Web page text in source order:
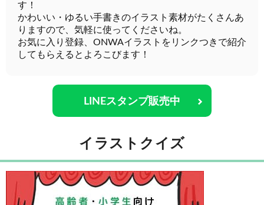
す！
かわいい・ゆるい手書きのイラスト素材がたくさんあ
りますので、気軽に使ってくださいね。
お気に入り登録、ONWAイラストをリンクつきで紹介
してもらえるとよろこびます！
LINEスタンプ販売中
イラストクイズ